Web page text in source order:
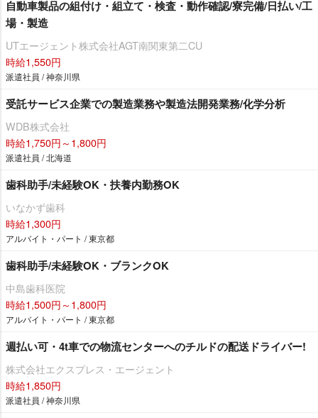
自動車製品の組付け・組立て・検査・動作確認/寮完備/日払い/工
場・製造
UTエージェント株式会社AGT南関東第二CU
時給1,550円
派遣社員 / 神奈川県
受託サービス企業での製造業務や製造法開発業務/化学分析
WDB株式会社
時給1,750円～1,800円
派遣社員 / 北海道
歯科助手/未経験OK・扶養内勤務OK
いなかず歯科
時給1,300円
アルバイト・パート / 東京都
歯科助手/未経験OK・ブランクOK
中島歯科医院
時給1,500円～1,800円
アルバイト・パート / 東京都
週払い可・4t車での物流センターへのチルドの配送ドライバー!
株式会社エクスプレス・エージェント
時給1,850円
派遣社員 / 神奈川県